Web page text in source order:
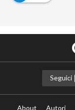
Seguici
About Autori